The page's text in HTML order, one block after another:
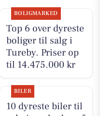
BOLIGMARKED
Top 6 over dyreste
boliger til salg i
Tureby. Priser op
til 14.475.000 kr
BILER
10 dyreste biler til